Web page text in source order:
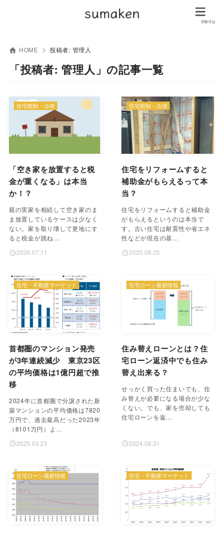
HOME 投稿者: 管理人
「投稿者: 管理人」の記事一覧
「空き家を放置すると税
金が重くなる」は本当
か！？
親の実家を相続して空き家のま
ま放置しているケースは少なく
ない。家を取り壊して更地にす
ると税金が跳ね…
2026.07.11
住宅税制・法律
住宅をリフォームすると
補助金がもらえるって本
当？
住宅をリフォームすると補助金
がもらえるというのは本当で
す。古い住宅は耐震性や省エネ
性などが現在の基…
2025.08.25
住宅税制・法律
首都圏のマンション発売
が3年連続減少 東京23区
の平均価格は1億円超で推
移
2024年に首都圏で分譲された新
築マンションの平均価格は7820
万円で、過去最高だった2023年
（8101万円）よ…
2025.03.23
住宅・不動産マーケット
住み替えローンとは？住
宅ローン返済中でも住み
替え出来る？
せっかく買った住まいでも、住
み替えが必要になる場合が少な
くない。でも、家を売却しても
住宅ローンを返…
2024.08.31
住宅ローン最新情報
住宅ローン最新情報 住宅・不動産マーケット